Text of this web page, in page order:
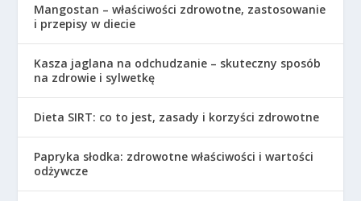
Mangostan – właściwości zdrowotne, zastosowanie
i przepisy w diecie
Kasza jaglana na odchudzanie – skuteczny sposób
na zdrowie i sylwetkę
Dieta SIRT: co to jest, zasady i korzyści zdrowotne
Papryka słodka: zdrowotne właściwości i wartości
odżywcze